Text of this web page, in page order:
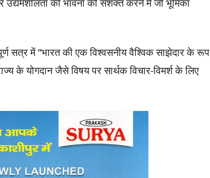
सत्र में “भारत की एक विश्वसनीय वैश्विक साझेदार के रूप
के योगदान जैसे विषय पर सार्थक विचार-विमर्श के लिए